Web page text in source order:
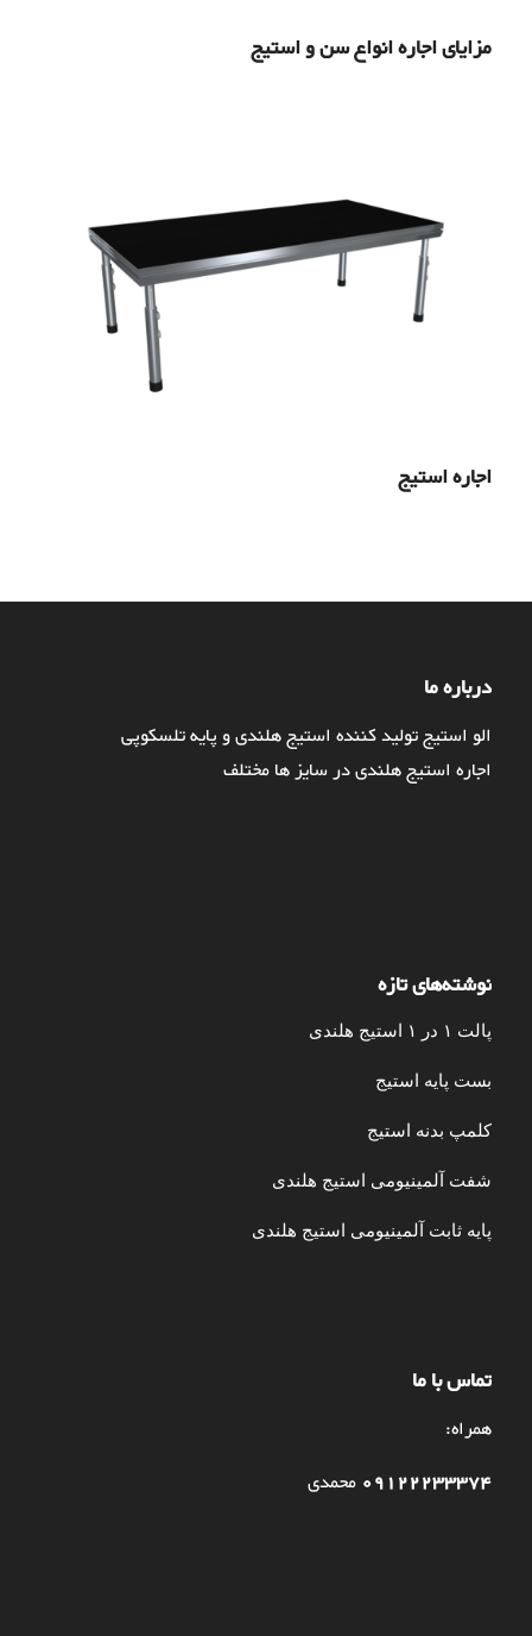
مزایای اجاره انواع سن و استیج
اجاره استیج
درباره ما
الو استیج تولید کننده استیج هلندی و پایه تلسکوپی
اجاره استیج هلندی در سایز ها مختلف
نوشته‌های تازه
پالت ۱ در ۱ استیج هلندی
بست پایه استیج
کلمپ بدنه استیج
شفت آلمینیومی استیج هلندی
پایه ثابت آلمینیومی استیج هلندی
تماس با ما
همراه:
09122233374 محمدی